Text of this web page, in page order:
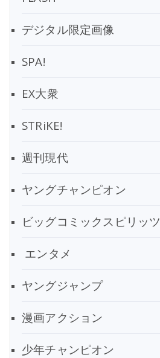
デジタル限定画像
SPA!
EX大衆
STRiKE!
週刊現代
ヤングチャンピオン
ビッグコミックスピリッツ
エンタメ
ヤングジャンプ
漫画アクション
少年チャンピオン